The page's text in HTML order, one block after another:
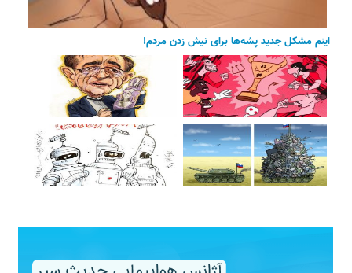
اینم مشکل جدید پشه‌ها برای نیش زدن مردم!